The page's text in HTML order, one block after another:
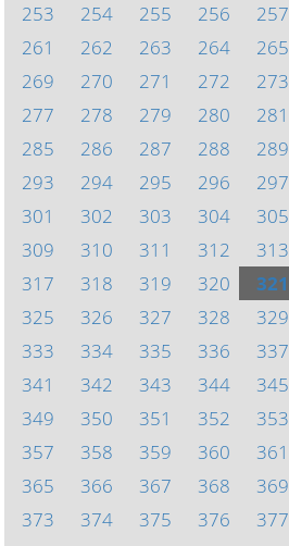
253
254 255 256 257
261
262 263 264 265
269
270 271 272 273
277
278 279 280 281
285
286 287 288 289
293
294 295 296 297
301
302 303 304 305
309
310 311 312 313
317
318 319 320 321
325
326 327 328 329
333
334 335 336 337
341
342 343 344 345
349
350 351 352 353
357
358 359 360 361
365
366 367 368 369
373
374 375 376 377